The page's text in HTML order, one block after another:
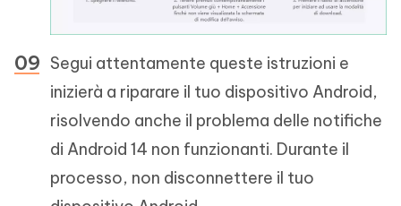
Segui attentamente queste istruzioni e
inizierà a riparare il tuo dispositivo Android,
risolvendo anche il problema delle notifiche
di Android 14 non funzionanti. Durante il
processo, non disconnettere il tuo